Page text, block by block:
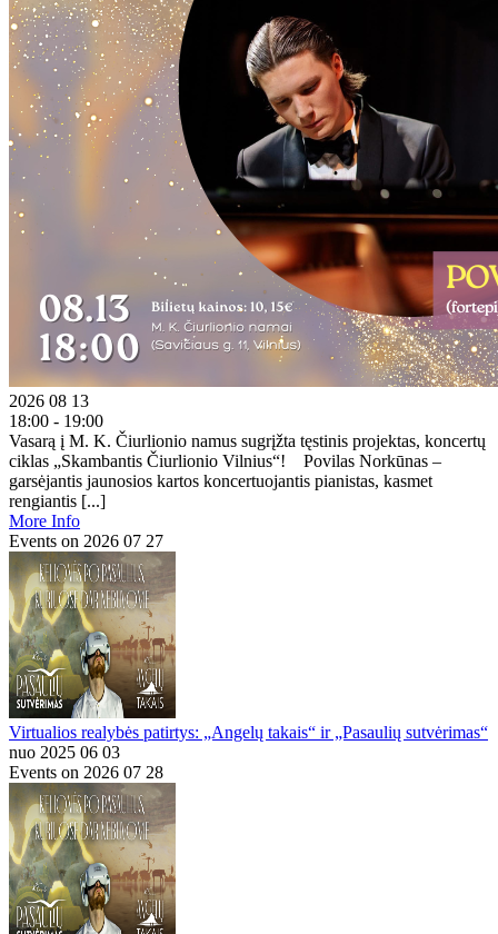
2026 08 13
18:00 - 19:00
Vasarą į M. K. Čiurlionio namus sugrįžta tęstinis projektas, koncertų
ciklas „Skambantis Čiurlionio Vilnius“! Povilas Norkūnas –
garsėjantis jaunosios kartos koncertuojantis pianistas, kasmet
rengiantis [...]
More Info
Events on 2026 07 27
Virtualios realybės patirtys: „Angelų takais“ ir „Pasaulių sutvėrimas“
nuo 2025 06 03
Events on 2026 07 28